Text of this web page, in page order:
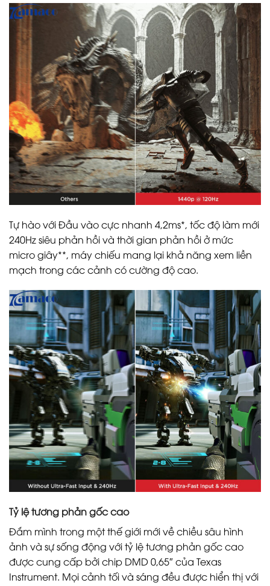
Tự hào với Đầu vào cực nhanh 4,2ms*, tốc độ làm mới
240Hz siêu phản hồi và thời gian phản hồi ở mức
micro giây**, máy chiếu mang lại khả năng xem liền
mạch trong các cảnh có cường độ cao.
Tỷ lệ tương phản gốc cao
Đắm mình trong một thế giới mới về chiều sâu hình
ảnh và sự sống động với tỷ lệ tương phản gốc cao
được cung cấp bởi chip DMD 0,65″ của Texas
Instrument. Mọi cảnh tối và sáng đều được hiển thị với